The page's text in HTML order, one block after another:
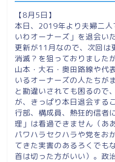
【8月5日】
本日、2019年より夫婦二
いわオーナーズ」を退会い
更新が11月なので、次回は
消滅？を狙っておりました
山本・大石・奥田路線や代
いるオーナーズの人たちが
と勘違いされても困るので
が、きっぱり本日退会する
行部、構成員、熱狂的信者
理」は看過できません（あ
パワハラセクハラや党をお
てきた実害のあるろくでも
首は切った方がいい）。政